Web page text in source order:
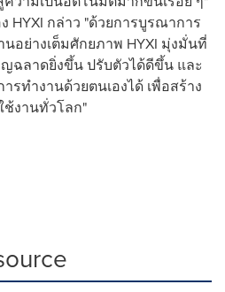
HYXI กล่าว "ด้วยการบูรณาการ
นอย่างเต็มศักยภาพ HYXI มุ่งมั่นที่
ฉลาดยิ่งขึ้น ปรับตัวได้ดีขึ้น และ
รทำงานด้วยตนเองได้ เพื่อสร้าง
งานทั่วโลก"